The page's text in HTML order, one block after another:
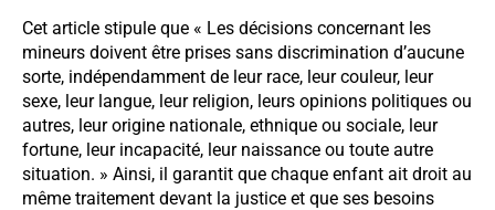
Cet article stipule que « Les décisions concernant les
mineurs doivent être prises sans discrimination d’aucune
sorte, indépendamment de leur race, leur couleur, leur
sexe, leur langue, leur religion, leurs opinions politiques ou
autres, leur origine nationale, ethnique ou sociale, leur
fortune, leur incapacité, leur naissance ou toute autre
situation. » Ainsi, il garantit que chaque enfant ait droit au
même traitement devant la justice et que ses besoins